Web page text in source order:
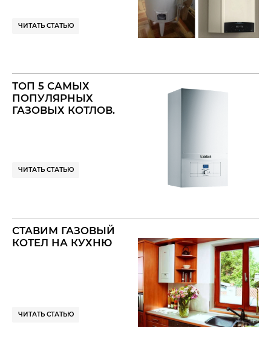
ЧИТАТЬ СТАТЬЮ
ТОП 5 САМЫХ
ПОПУЛЯРНЫХ
ГАЗОВЫХ КОТЛОВ.
ЧИТАТЬ СТАТЬЮ
СТАВИМ ГАЗОВЫЙ
КОТЕЛ НА КУХНЮ
ЧИТАТЬ СТАТЬЮ